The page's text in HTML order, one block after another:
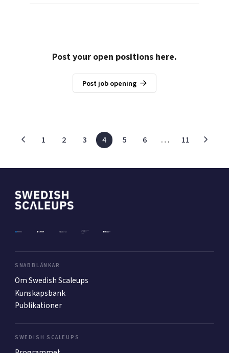
Post your open positions here.
Post job opening
1 2 3 4 5 6 … 11
SNABBLÄNKAR
Om Swedish Scaleups
Kunskapsbank
Publikationer
SWEDISH SCALEUPS